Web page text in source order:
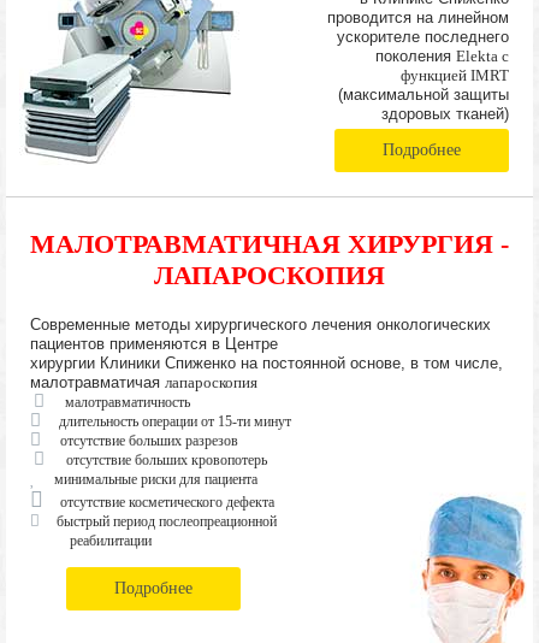
проводится на линейном
ускорителе последнего
поколения Elekta с
функцией IMRT
(максимальной защиты
здоровых тканей)
Подробнее
МАЛОТРАВМАТИЧНАЯ ХИРУРГИЯ -
ЛАПАРОСКОПИЯ
Современные методы хирургического лечения онкологических
пациентов применяются в Центре
хирургии Клиники Спиженко на постоянной основе, в том числе,
малотравматичая лапароскопия
малотравматичность
длительность операции от 15-ти минут
отсутствие больших разрезов
отсутствие больших кровопотерь
минимальные риски для пациента
отсутствие косметического дефекта
быстрый период послеопреационной
реабилитации
Подробнее